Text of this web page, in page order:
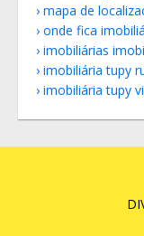
mapa de
onde fica
imobiliárias
imobiliária tupy
imobiliária tupy